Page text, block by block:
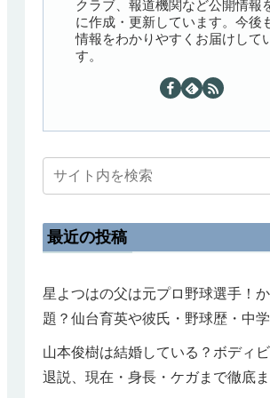
クラブ、報道機関など公開情報
に作成・更新しています。今後
情報をわかりやすくお届けして
す。
最近の投稿
星よつはの父は元プロ野球選手！
題？仙台育英や彼氏・野球歴・中
山本俊樹は結婚している？ボディビ
退説、現在・身長・ケガまで徹底